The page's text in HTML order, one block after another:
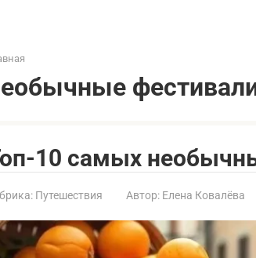
10 самых
Путешествия Автор: Елена Ковалёва